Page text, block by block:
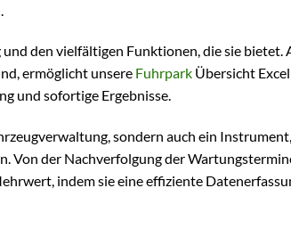
den vielfältigen Funktionen, die sie bietet.
ermöglicht unsere Fuhrpark Übersicht
und sofortige Ergebnisse.
sondern auch ein
Von der Nachverfolgung der
indem sie eine effiziente